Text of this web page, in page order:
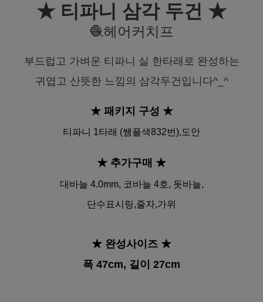
★ 티파니 삼각 두건 ★
🧶헤어커치프
부드럽고 가벼운 티파니 실 한타래로 완성하는
귀엽고 산뜻한 느낌의 삼각두건입니다^_^
★ 패키지 구성 ★
티파니 1타래 (쌤플색832번),도안
★ 추가구매 ★
대바늘 4.0mm, 코바늘 4호, 돗바늘,
단수표시링,줄자,가위
★ 완성사이즈 ★
폭 47cm, 길이 27cm